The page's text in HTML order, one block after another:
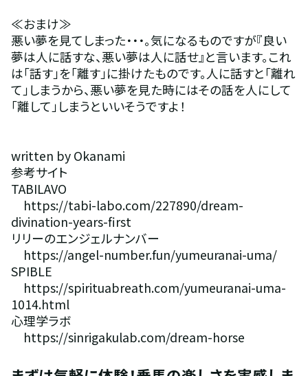
≪おまけ≫
悪い夢を見てしまった・・・。気になるものですが『良い
夢は人に話すな、悪い夢は人に話せ』と言います。これ
は「話す」を「離す」に掛けたものです。人に話すと「離れ
て」しまうから、悪い夢を見た時にはその話を人にして
「離して」しまうといいそうですよ！
written by Okanami
参考サイト
TABILAVO
https://tabi-labo.com/227890/dream-
divination-years-first
リリーのエンジェルナンバー
https://angel-number.fun/yumeuranai-uma/
SPIBLE
https://spirituabreath.com/yumeuranai-uma-
1014.html
心理学ラボ
https://sinrigakulab.com/dream-horse